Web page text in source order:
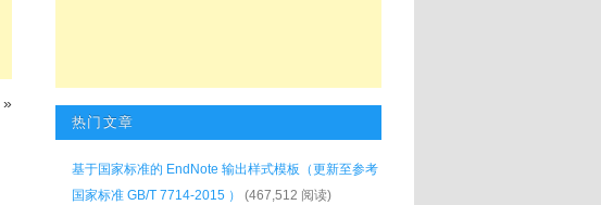
»
热门文章
基于国家标准的 EndNote 输出样式模板（更新至参考
国家标准 GB/T 7714-2015 ）
(467,512 阅读)